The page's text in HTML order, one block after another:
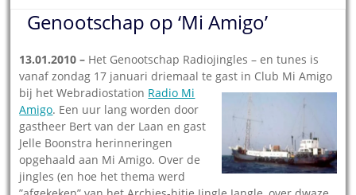
Genootschap op ‘Mi Amigo’
13.01.2010 – Het Genootschap Radiojingles – en tunes is
vanaf zondag 17 januari driemaal te gast in Club Mi Amigo
bij hetWebradiostation Radio Mi
Amigo. Een uur lang worden door
gastheer Bert van der Laan en gast
Jelle Boonstra herinneringen
opgehaald aan Mi Amigo. Over de
jingles (en hoe het thema werd